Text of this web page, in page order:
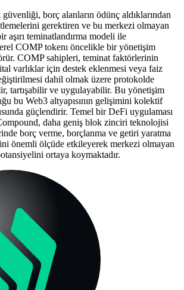
borç alanların ödünç aldıklarından
gerektiren ve bu merkezi olmayan
aşırı teminatlandırma modeli ile
COMP tokenı öncelikle bir yönetişim
COMP sahipleri, teminat faktörlerinin
varlıklar için destek eklenmesi veya faiz
dahil olmak üzere protokolde
tartışabilir ve uygulayabilir. Bu yönetişim
bu Web3 altyapısının gelişimini kolektif
güçlendirir. Temel bir DeFi uygulaması
daha geniş blok zinciri teknolojisi
borç verme, borçlanma ve getiri yaratma
önemli ölçüde etkileyerek merkezi olmayan
ortaya koymaktadır.